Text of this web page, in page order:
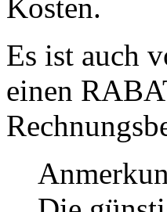
Kosten.
Es ist auch
einen